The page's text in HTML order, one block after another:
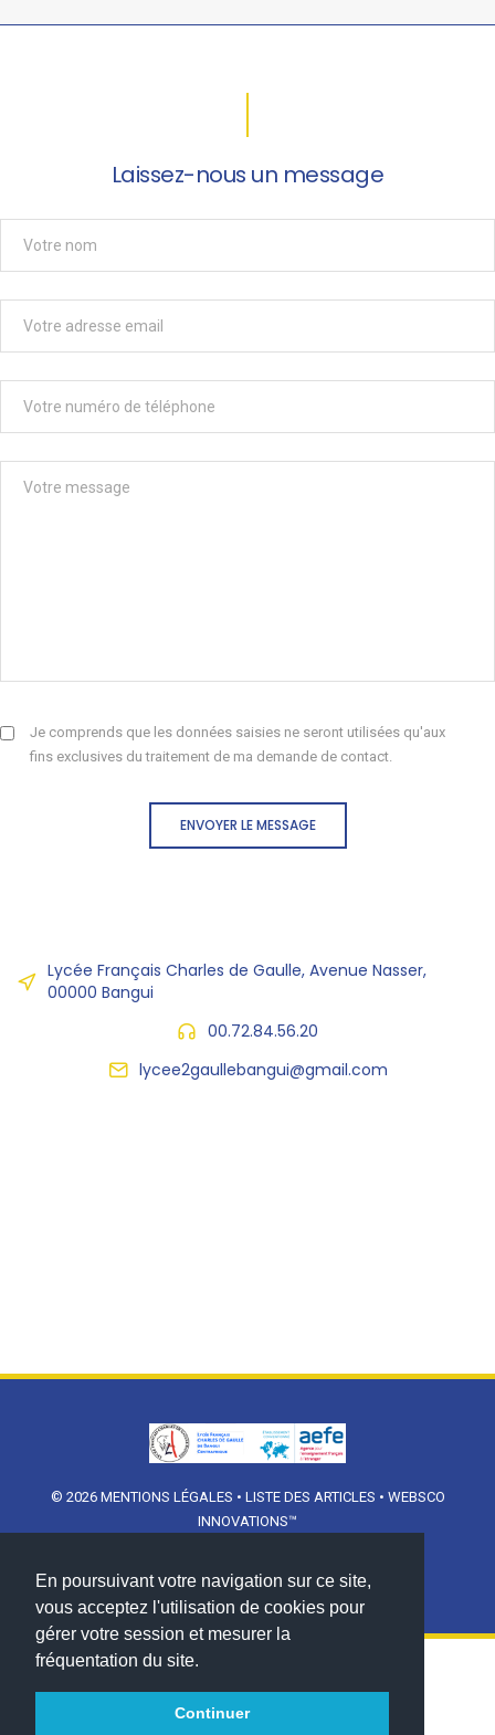
En poursuivant votre navigation sur ce site,
vous acceptez l'utilisation de cookies pour
gérer votre session et mesurer la
fréquentation du site.
Continuer
Laissez-nous un message
Je comprends que les données saisies ne seront utilisées qu'aux
fins exclusives du traitement de ma demande de contact.
ENVOYER LE MESSAGE
Lycée Français Charles de Gaulle, Avenue Nasser,
00000 Bangui
00.72.84.56.20
lycee2gaullebangui@gmail.com
© 2026 MENTIONS LÉGALES • LISTE DES ARTICLES • WEBSCO
INNOVATIONS™